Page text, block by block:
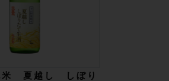
米 夏越し しぼり